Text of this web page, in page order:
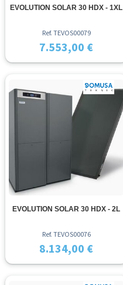
EVOLUTION SOLAR 30 HDX - 1XL
Ref. TEVOS00079
7.553,00 €
EVOLUTION SOLAR 30 HDX - 2L
Ref. TEVOS00076
8.134,00 €